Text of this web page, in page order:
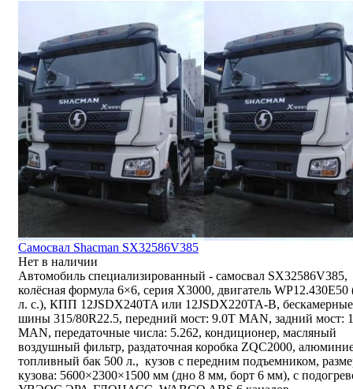
Самосвал Shacman SX32586V385
Нет в наличии
Автомобиль специализированный - самосвал SX32586V385,
колёсная формула 6×6, серия X3000, двигатель WP12.430E50
л. с.), КПП 12JSDX240TA или 12JSDX220TA-B, бескамерные
шины 315/80R22.5, передний мост: 9.0T MAN, задний мост:
MAN, передаточные числа: 5.262, кондиционер, масляный
воздушный фильтр, раздаточная коробка ZQC2000,
топливный бак 500 л., кузов с передним подъемником,
кузова: 5600×2300×1500 мм (дно 8 мм, борт 6 мм), с